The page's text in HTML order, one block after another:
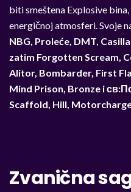
biti smeštena Explosive
energičnoj atmosferi. Svoje
NBG, Proleće, DMT,
zatim Forgotten Scream,
Alitor, Bombarder, First
Mind Prison, Bronze i
Scaffold, Hill,
Zvanična